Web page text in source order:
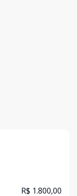
R$ 1.800,00